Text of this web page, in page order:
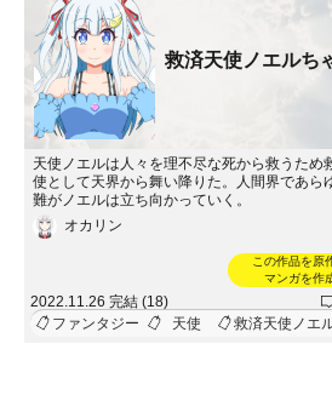
救済天使ノエルち
天使ノエルは人々を理不尽な死から救うため
使として天界から舞い降りた。人間界であら
難がノエルは立ち向かっていく。
オカリン
この作品を原
マンガを作
2022.11.26 完結 (18)
ファンタジー
天使 救済天使ノエ